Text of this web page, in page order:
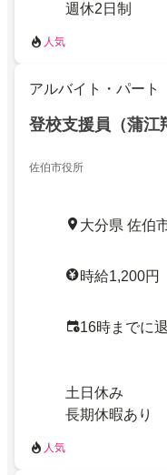
週休2日制
人気
アルバイト・パート
登校支援員（蒲江
佐伯市役所
大分県 佐伯
時給1,200円
16時までに
土日休み
長期休暇あり
人気